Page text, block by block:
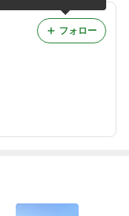
フォロー